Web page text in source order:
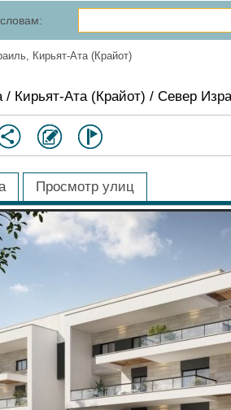
Кирьят-Ата (Крайот)
/ Кирьят-Ата (Крайот) / Север
Просмотр улиц